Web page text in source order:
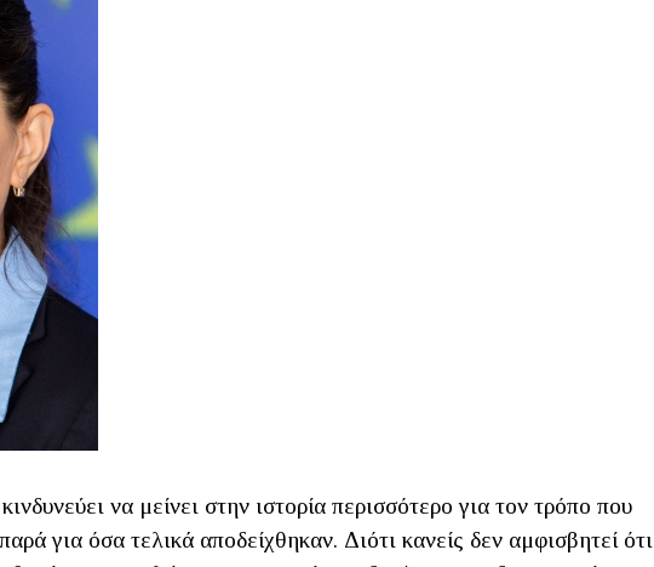
να μείνει στην ιστορία περισσότερο για τον τρόπο που
για όσα τελικά αποδείχθηκαν. Διότι κανείς δεν αμφισβητεί ότι